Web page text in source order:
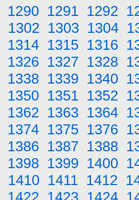
1290 1291 1292
1302 1303 1304
1314 1315 1316
1326 1327 1328
1338 1339 1340
1350 1351 1352
1362 1363 1364
1374 1375 1376
1386 1387 1388
1398 1399 1400
1410 1411 1412